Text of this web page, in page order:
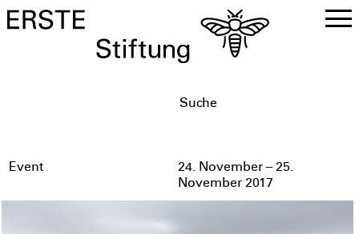
Event
24. November – 25.
November 2017